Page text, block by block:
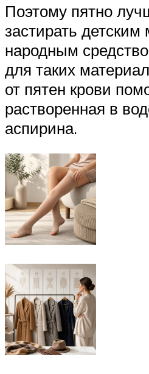
Поэтому пятно
застирать
народным
для таких
от пятен крови
растворенная в
аспирина.